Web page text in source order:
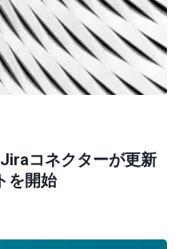
コネクターが更新
を開始